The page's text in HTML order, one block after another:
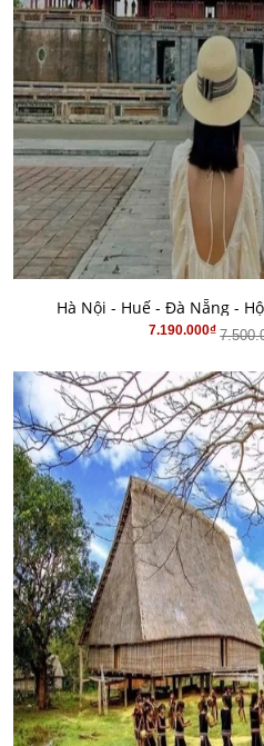
MUA HÀNG
Hà Nội - Huế - Đà Nẵng -
7.190.000₫